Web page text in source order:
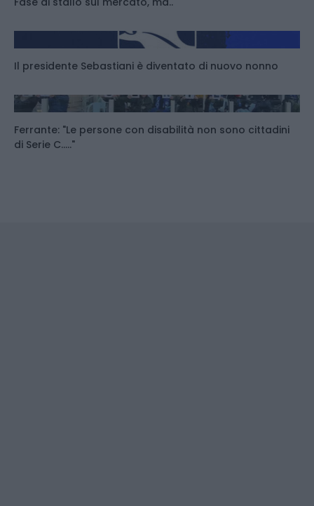
Il presidente Sebastiani è diventato di nuovo nonno
Ferrante: "Le persone con disabilità non sono cittadini
di Serie C....."